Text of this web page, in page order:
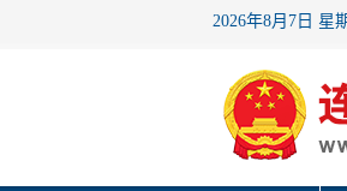
2026年8月7日 星